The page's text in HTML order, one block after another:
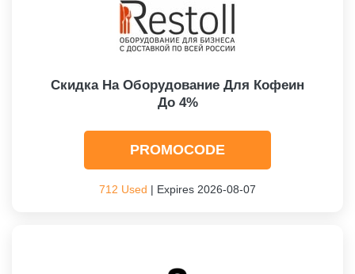
Скидка На Оборудование Для Кофеин
До 4%
PROMOCODE
712 Used | Expires 2026-08-07